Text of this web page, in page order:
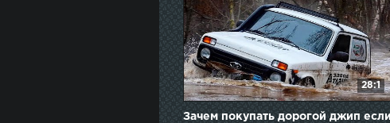
28:1
Зачем покупать дорогой джип если